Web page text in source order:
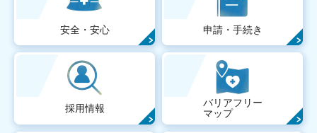
安全・安心 申請・手続き
採用情報
バリアフリー
マップ